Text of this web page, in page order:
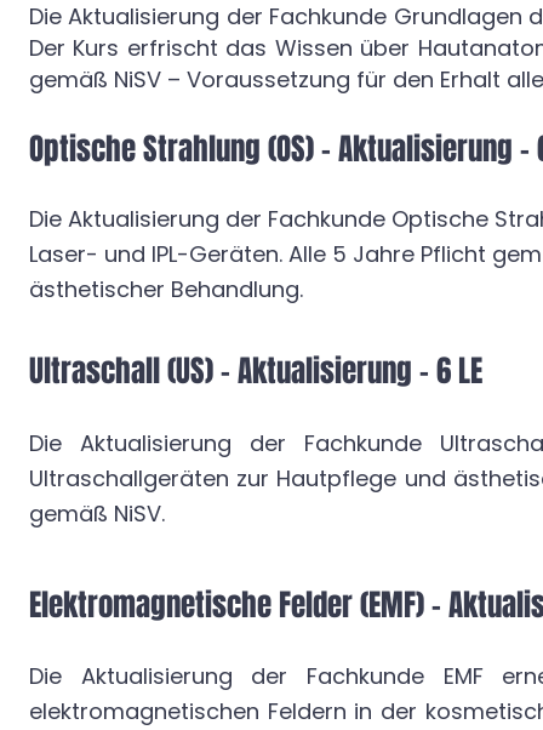
Die Aktualisierung der Fachkunde
Der Kurs erfrischt das Wissen über
gemäß NiSV – Voraussetzung für den Erhalt
Optische Strahlung (OS) – Aktualisierung -
​Die Aktualisierung der Fachkunde Optische
Laser- und IPL-Geräten. Alle 5 Jahre Pflicht
ästhetischer Behandlung.
Ultraschall (US) – Aktualisierung - 6 LE
Die Aktualisierung der Fachkunde
Ultraschallgeräten zur Hautpflege und
gemäß NiSV.
Elektromagnetische Felder (EMF) –
Die Aktualisierung der Fachkunde EMF
elektromagnetischen Feldern in der